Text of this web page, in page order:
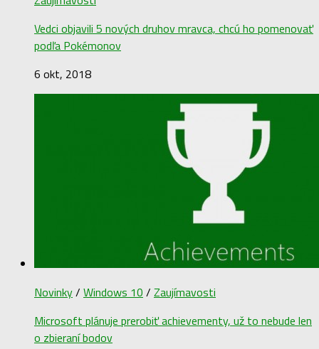
Vedci objavili 5 nových druhov mravca, chcú ho pomenovať
podľa Pokémonov
6 okt, 2018
Novinky/ Windows 10 / Zaujímavosti
Microsoft plánuje prerobiť achievementy, už to nebude len
o zbieraní bodov